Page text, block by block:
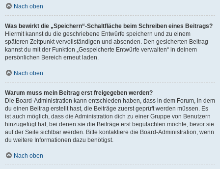
Nach oben
Was bewirkt die „Speichern“-Schaltfläche beim Schreiben eines Beitrags?
Hiermit kannst du die geschriebene Entwürfe speichern und zu einem
späteren Zeitpunkt vervollständigen und absenden. Den gesicherten Beitrag
kannst du mit der Funktion „Gespeicherte Entwürfe verwalten“ in deinem
persönlichen Bereich erneut laden.
Nach oben
Warum muss mein Beitrag erst freigegeben werden?
Die Board-Administration kann entschieden haben, dass in dem Forum, in dem
du einen Beitrag erstellt hast, die Beiträge zuerst geprüft werden müssen. Es
ist auch möglich, dass die Administration dich zu einer Gruppe von Benutzern
hinzugefügt hat, bei denen sie die Beiträge erst begutachten möchte, bevor sie
auf der Seite sichtbar werden. Bitte kontaktiere die Board-Administration, wenn
du weitere Informationen dazu benötigst.
Nach oben